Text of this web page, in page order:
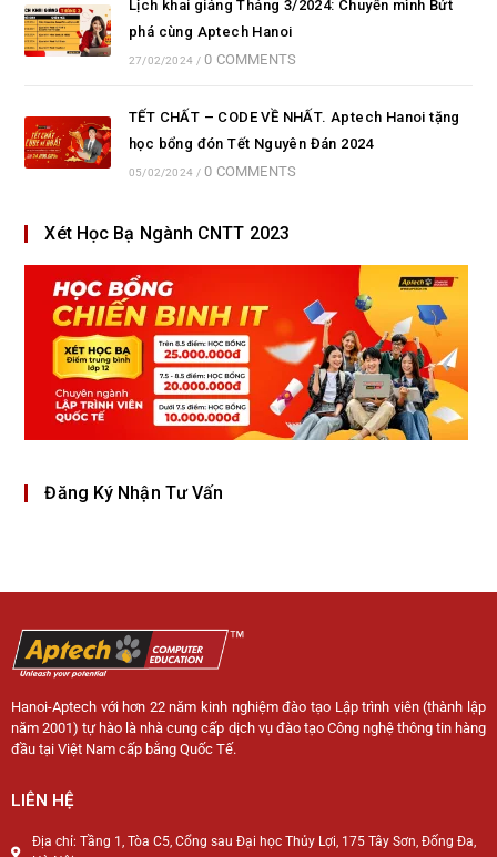
Lịch khai giảng Tháng 3/2024: Chuyển mình Bứt
phá cùng Aptech Hanoi
27/02/2024 / 0 COMMENTS
TẾT CHẤT – CODE VỀ NHẤT. Aptech Hanoi tặng
học bổng đón Tết Nguyên Đán 2024
05/02/2024 / 0 COMMENTS
Xét Học Bạ Ngành CNTT 2023
Đăng Ký Nhận Tư Vấn
Hanoi-Aptech với hơn 22 năm kinh nghiệm đào tạo Lập trình viên (thành lập
năm 2001) tự hào là nhà cung cấp dịch vụ đào tạo Công nghệ thông tin hàng
đầu tại Việt Nam cấp bằng Quốc Tế.
LIÊN HỆ
Địa chỉ: Tầng 1, Tòa C5, Cổng sau Đại học Thủy Lợi, 175 Tây Sơn, Đống Đa,